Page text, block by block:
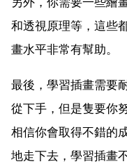
和透視原理等，這些
畫水平非常有幫助。
最後，學習插畫需要
從下手，但是隻要你
相信你會取得不錯的
地走下去，學習插畫